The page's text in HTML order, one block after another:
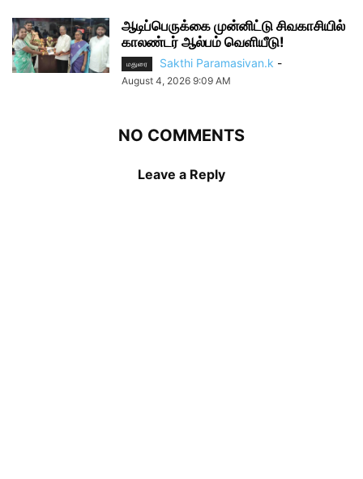
ஆடிப்பெருக்கை முன்னிட்டு சிவகாசியில்
காலண்டர் ஆல்பம் வெளியீடு!
மதுரை Sakthi Paramasivan.k -
August 4, 2026 9:09 AM
NO COMMENTS
Leave a Reply